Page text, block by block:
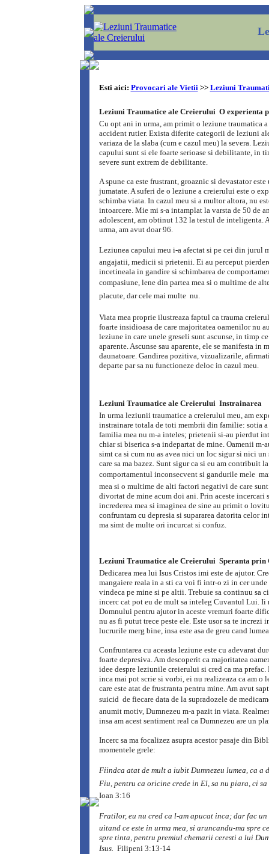
Esti aici: Provocari ale Vietii>> Leziuni
Leziuni Traumatice ale Creierului  O experienta
Cu opt ani in urma, am primit o leziune traumatica
accident rutier. Exista diferite categorii de leziuni
variaza de la slaba (cum e cazul meu) la severa.
capului sunt si ele foarte serioase si debilitante, in
severe sunt extrem de debilitante.
A spune ca este frustrant, groaznic si devastator este
jumatate. A suferi de o leziune a creierului este o
schimba viata. In cazul meu si a multor altora, nu
intoarcere. Mie mi s-a intamplat la varsta de 50 de
adolescent, am obtinut 132 la testul de inteligenta.
urma, am avut doar 96.
Leziunea capului meu i-a afectat si pe cei din jurul
angajatii, medicii si prietenii. Ei au perceput
incetineala in gandire si schimbarea de
compasiune, lene din partea mea si o multime de alte
placute, dar cele mai multe  nu.
Viata mea proprie ilustreaza faptul ca trauma
foarte insidioasa de care majoritatea oamenilor nu
leziune in care unele greseli sunt ascunse, in timp
aparente. Ascunse sau aparente, ele se manifesta in
daunatoare. Gandirea pozitiva, vizualizarile,
departe par sa nu functioneze deloc in cazul meu.
Leziuni Traumatice ale Creierului  Instrainarea
In urma leziunii traumatice a creierului meu, am
instrainare totala de toti membrii din familie: sotia
familia mea nu m-a inteles; prietenii si-au pierdut
chiar si biserica s-a indepartat de mine. Oamenii m-
simt ca si cum nu as avea nici un loc sigur si nici un
care sa ma bazez. Sunt sigur ca si eu am contribuit
comportamentul inconsecvent si gandurile mele 
mea si o multime de alti factori negativi de care
divortat de mine acum doi ani. Prin aceste incercari
increderea mea si imaginea de sine au primit o
confruntam cu depresia si supararea datorita celor
ma simt de multe ori incurcat si confuz.
Leziuni Traumatice ale Creierului  Speranta prin
Dedicarea mea lui Isus Cristos imi este de ajutor.
mangaiere reala in a sti ca voi fi intr-o zi in cer unde
vindeca pe mine si pe altii. Trebuie sa continuu sa
incerc cat pot eu de mult sa inteleg Cuvantul Lui. Ii
Domnului pentru ajutor in aceste vremuri foarte
nu as fi putut trece peste ele. Este usor sa te increzi
lucrurile merg bine, insa este asa de greu cand
Confruntarea cu aceasta leziune este cu adevarat
foarte depresiva. Am descoperit ca majoritatea
idee despre leziunile creierului si cred ca ma prefac.
inca mai pot scrie si vorbi, ei nu realizeaza ca am o
care este atat de frustranta pentru mine. Am avut
suicid  de fiecare data de la supradozele de
anumit motiv, Dumnezeu m-a pazit in viata.
insa am acest sentiment real ca Dumnezeu are un
Incerc sa ma focalizez asupra acestor pasaje din
momentele grele:
Fiindca atat de mult a iubit Dumnezeu lumea, ca a
Fiu, pentru ca oricine crede in El, sa nu piara, ci sa
Ioan 3:16
Fratilor, eu nu cred ca l-am apucat inca; dar fac
uitand ce este in urma mea, si aruncandu-ma spre
spre tinta, pentru premiul chemarii ceresti a lui
Isus.  Filipeni 3:13-14